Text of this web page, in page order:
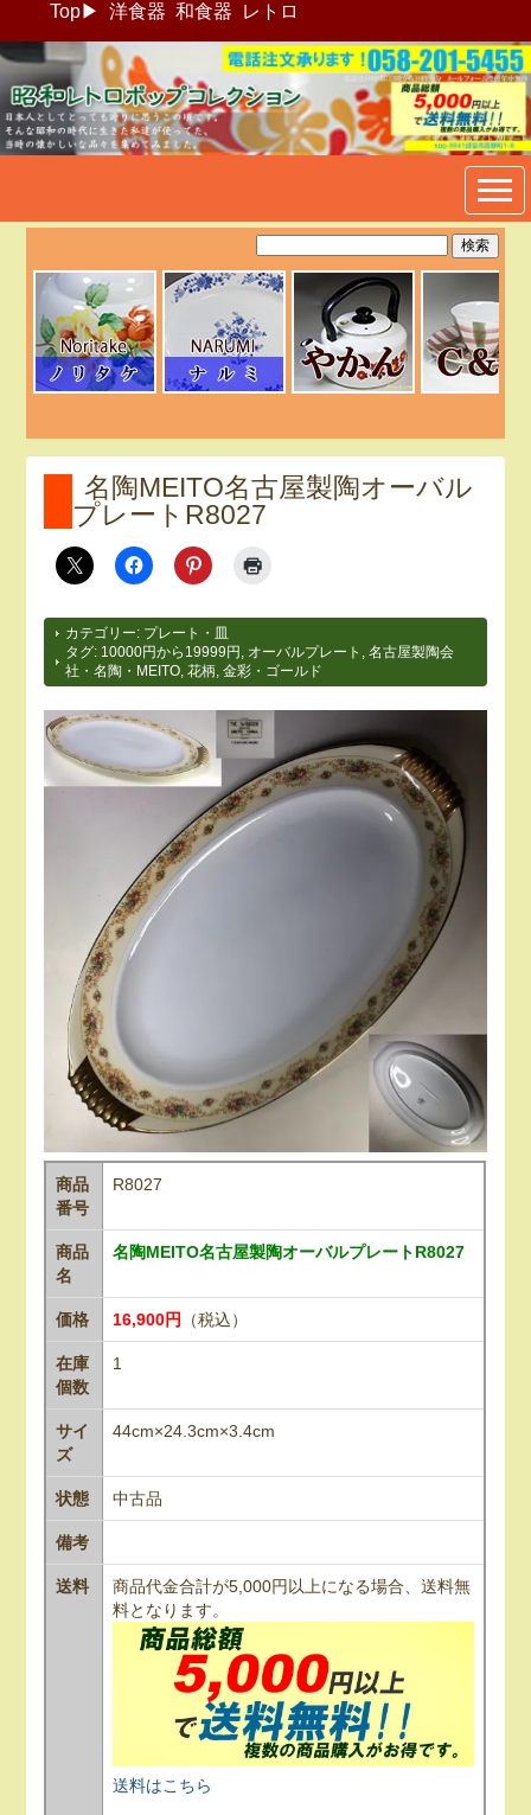
Top▶ 洋食器 和食器 レトロ
昭和レトロポップ食器生活雑
貨通販＠フリマート
名陶MEITO名古屋製陶オーバル
プレートR8027
カテゴリー: プレート・皿
タグ: 10000円から19999円 オーバルプレート ,名古屋製陶会
社・名陶・MEITO ,花柄 ,金彩・ゴールド
商品
番号
R8027
商品
名
名陶MEITO名古屋製陶オーバルプレートR8027
価格 16,900円 （税込）
在庫
個数
1
サイ
ズ
44cm×24.3cm×3.4cm
状態 中古品
備考
送料
商品代金合計が5,000円以上になる場合、送料無
料となります。
送料はこちら